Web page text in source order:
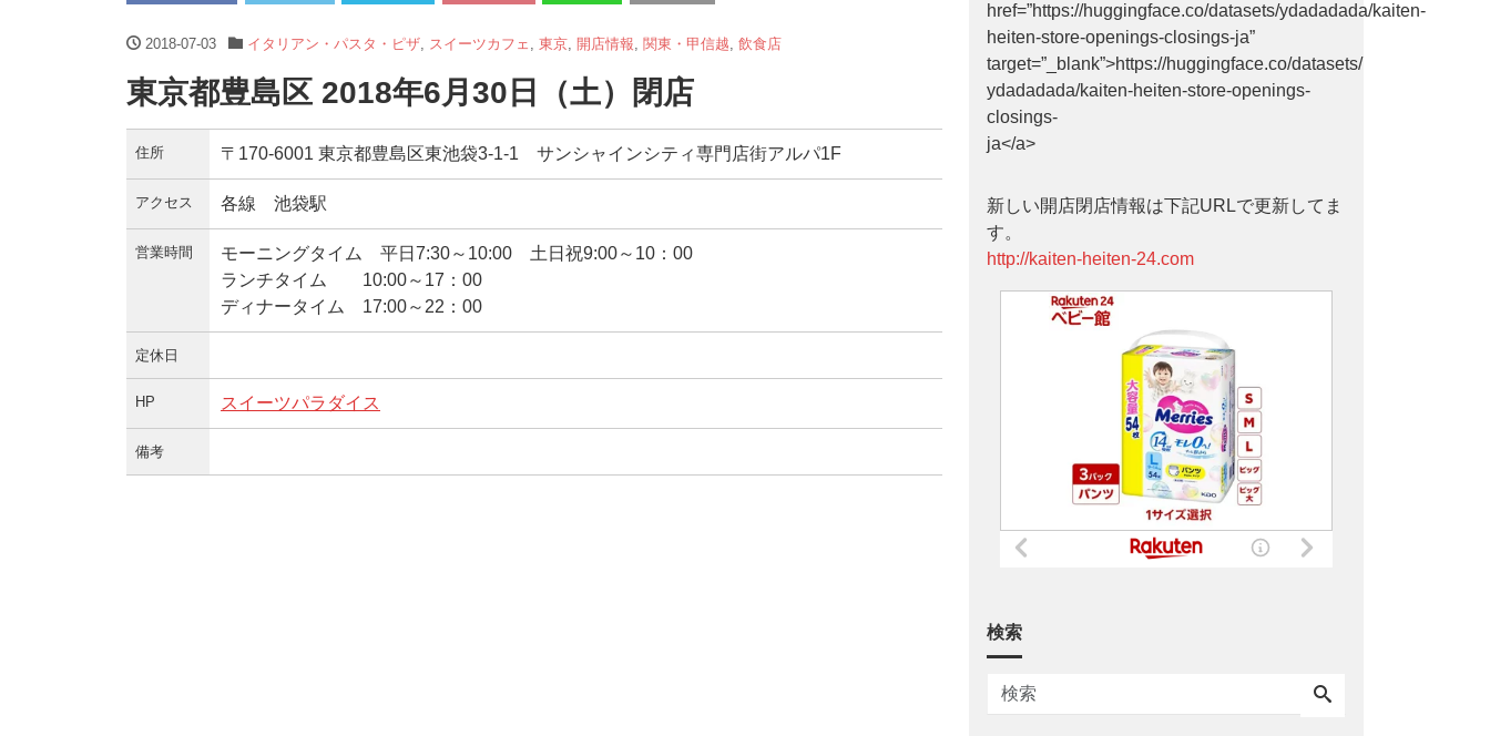
2018-07-03 イタリアン・パスタ・ピザ, スイーツカフェ 東京, 開店情報 関東・甲信越 飲食店
東京都豊島区 2018年6月30日（土）閉店
住所 〒170-6001 東京都豊島区東池袋3-1-1 サンシャインシティ専門店街アルパ1F
アクセス 各線 池袋駅
営業時間
モーニングタイム 平日7:30～10:00 土日祝9:00～10：00
ランチタイム 10:00～17：00
ディナータイム 17:00～22：00
定休日
HP スイーツパラダイス
備考
href=”https://huggingface.co/datasets/ydadadada/kaiten-
heiten-store-openings-closings-ja”
target=”_blank”>https://huggingface.co/datasets/
ydadadada/kaiten-heiten-store-openings-
closings-
ja</a>
新しい開店閉店情報は下記URLで更新してま
す。
http://kaiten-heiten-24.com
検索